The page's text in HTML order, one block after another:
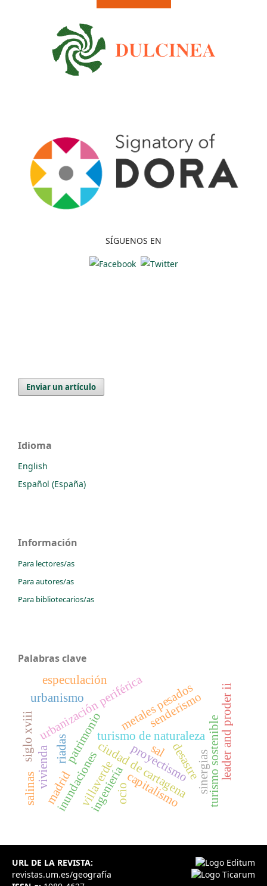
SÍGUENOS EN
Enviar un artículo
Idioma
English
Español (España)
Información
Para lectores/as
Para autores/as
Para bibliotecarios/as
Palabras clave
urbanización periférica
patrimonioturismo de naturaleza turismo sostenible
metales pesados
ciudad de cartagena
ingeniería
proyectismo
desastre
inundaciones
riadas
siglo xviii
l
e
a
d
e
r
a
n
d
p
r
o
d
e
r
i
i
senderismo
capitalismo
especulación
villaverde
madrid
urbanismo
vivienda sinergias
ocio
salinas
sal
URL DE LA REVISTA:
revistas.um.es/geografía